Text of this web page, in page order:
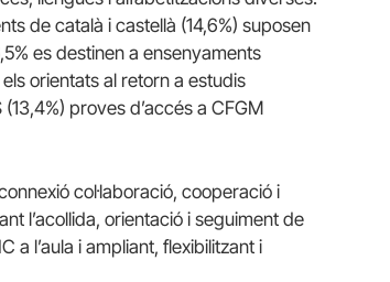
de català i castellà (14,6%) suposen
es destinen a ensenyaments
orientats al retorn a estudis
proves d’accés a CFGM
col·laboració, cooperació i
l’acollida, orientació i seguiment de
a l’aula i ampliant, flexibilitzant i